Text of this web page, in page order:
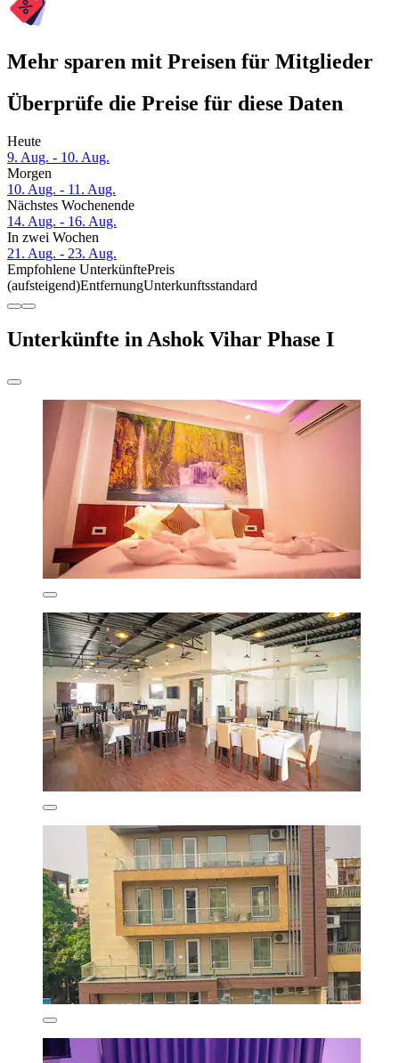
Mehr sparen mit Preisen für Mitglieder
Überprüfe die Preise für diese Daten
Heute
9. Aug. - 10. Aug.
Morgen
10. Aug. - 11. Aug.
Nächstes Wochenende
14. Aug. - 16. Aug.
In zwei Wochen
21. Aug. - 23. Aug.
Empfohlene UnterkünftePreis
(aufsteigend)EntfernungUnterkunftsstandard
Unterkünfte in Ashok Vihar Phase I